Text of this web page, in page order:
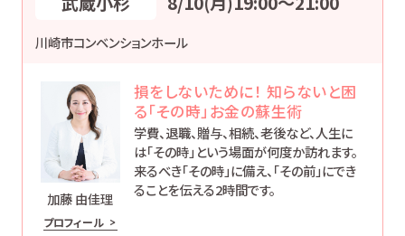
川崎市コンベンションホール
加藤 由佳理
プロフィール
損をしないために！ 知らないと困
る「その時」お金の蘇生術
学費、退職、贈与、相続、老後など、人生に
は「その時」という場面が何度か訪れます。
来るべき「その時」に備え、「その前」にでき
ることを伝える2時間です。